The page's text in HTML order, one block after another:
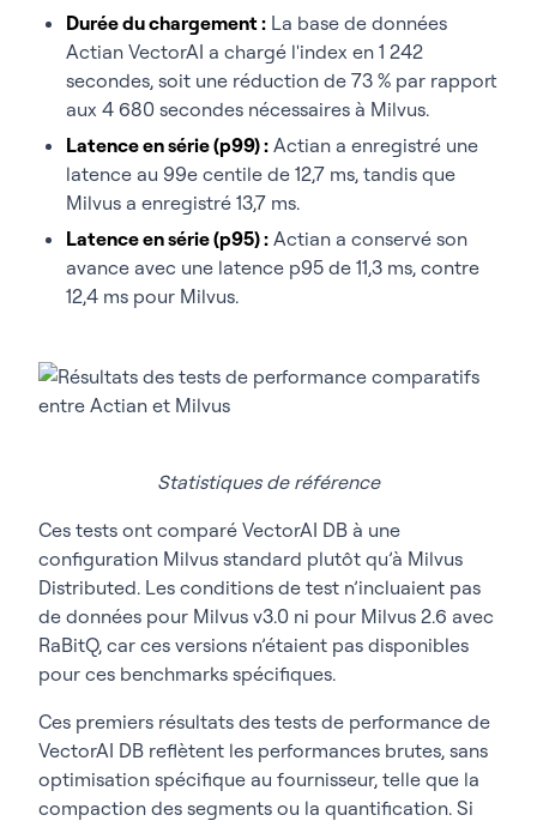
Durée du chargement : La base de données
Actian VectorAI a chargé l'index en 1 242
secondes, soit une réduction de 73 % par rapport
aux 4 680 secondes nécessaires à Milvus.
Latence en série (p99) : Actian a enregistré une
latence au 99e centile de 12,7 ms, tandis que
Milvus a enregistré 13,7 ms.
Latence en série (p95) : Actian a conservé son
avance avec une latence p95 de 11,3 ms, contre
12,4 ms pour Milvus.
Statistiques de référence
Ces tests ont comparé VectorAI DB à une
configuration Milvus standard plutôt qu’à Milvus
Distributed. Les conditions de test n’incluaient pas
de données pour Milvus v3.0 ni pour Milvus 2.6 avec
RaBitQ, car ces versions n’étaient pas disponibles
pour ces benchmarks spécifiques.
Ces premiers résultats des tests de performance de
VectorAI DB reflètent les performances brutes, sans
optimisation spécifique au fournisseur, telle que la
compaction des segments ou la quantification. Si